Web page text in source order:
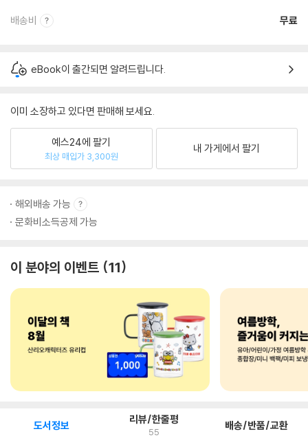
배송비 무료
eBook이 출간되면 알려드립니다.
이미 소장하고 있다면 판매해 보세요.
예스24에 팔기
최상 매입가 3,300원
내 가게에서 팔기
해외배송 가능
문화비소득공제 가능
이 분야의 이벤트 11
도서정보 리뷰/한줄평
55 배송/반품/교환